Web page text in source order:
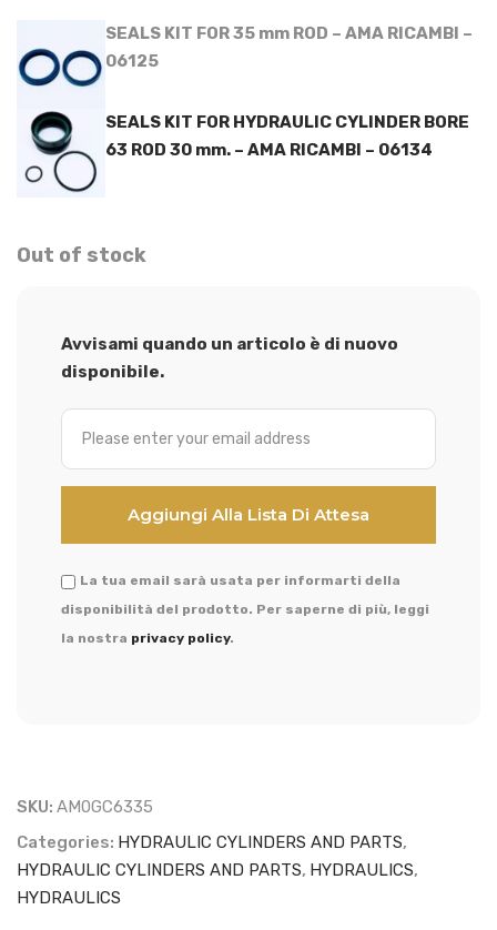
SEALS KIT FOR 35 mm ROD – AMA RICAMBI –
06125
SEALS KIT FOR HYDRAULIC CYLINDER BORE
63 ROD 30 mm. – AMA RICAMBI – 06134
Out of stock
Avvisami quando un articolo è di nuovo
disponibile.
La tua email sarà usata per informarti della
disponibilità del prodotto. Per saperne di più, leggi
la nostra privacy policy.
SKU: AM0GC6335
Categories: HYDRAULIC CYLINDERS AND PARTS,
HYDRAULIC CYLINDERS AND PARTS, HYDRAULICS,
HYDRAULICS